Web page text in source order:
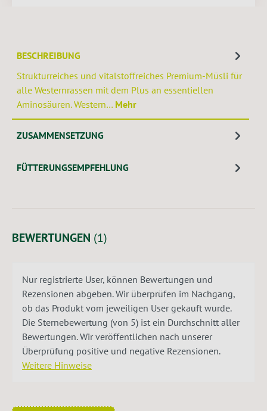
BESCHREIBUNG
Strukturreiches und vitalstoffreiches Premium-Müsli für
alle Westernrassen mit dem Plus an essentiellen
Aminosäuren. Western… Mehr
ZUSAMMENSETZUNG
FÜTTERUNGSEMPFEHLUNG
BEWERTUNGEN (1)
Nur registrierte User, können Bewertungen und
Rezensionen abgeben. Wir überprüfen im Nachgang,
ob das Produkt vom jeweiligen User gekauft wurde.
Die Sternebewertung (von 5) ist ein Durchschnitt aller
Bewertungen. Wir veröffentlichen nach unserer
Überprüfung positive und negative Rezensionen.
Weitere Hinweise